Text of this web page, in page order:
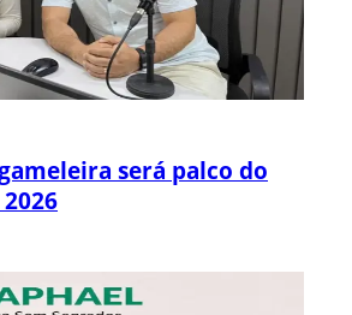
será palco do